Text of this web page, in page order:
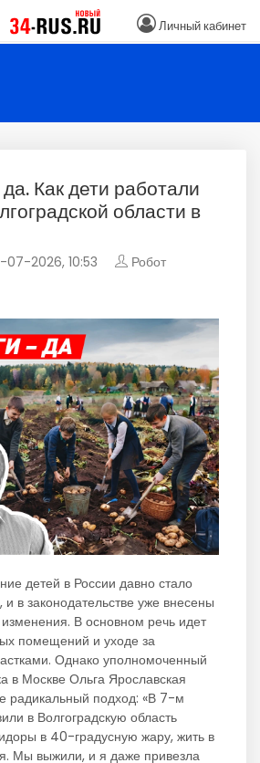
Как дети работали
области в
07-2026, 10:53
Робот
детей в России давно стало
и в законодательстве уже внесены
В основном речь идет
помещений и уходе за
Однако уполномоченный
в Москве Ольга Ярославская
радикальный подход: «В 7-м
в Волгоградскую область
в 40-градусную жару, жить в
Мы выжили, и я даже привезла
Личный кабинет